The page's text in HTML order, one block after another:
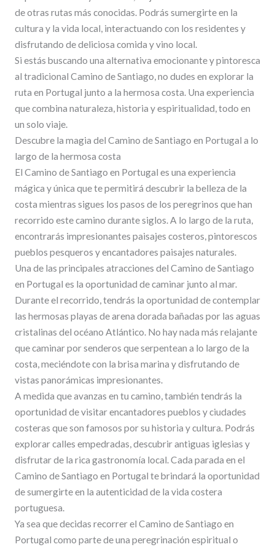
de otras rutas más conocidas. Podrás sumergirte en la
cultura y la vida local, interactuando con los residentes y
disfrutando de deliciosa comida y vino local.
Si estás buscando una alternativa emocionante y pintoresca
al tradicional Camino de Santiago, no dudes en explorar la
ruta en Portugal junto a la hermosa costa. Una experiencia
que combina naturaleza, historia y espiritualidad, todo en
un solo viaje.
Descubre la magia del Camino de Santiago en Portugal a lo
largo de la hermosa costa
El Camino de Santiago en Portugal es una experiencia
mágica y única que te permitirá descubrir la belleza de la
costa mientras sigues los pasos de los peregrinos que han
recorrido este camino durante siglos. A lo largo de la ruta,
encontrarás impresionantes paisajes costeros, pintorescos
pueblos pesqueros y encantadores paisajes naturales.
Una de las principales atracciones del Camino de Santiago
en Portugal es la oportunidad de caminar junto al mar.
Durante el recorrido, tendrás la oportunidad de contemplar
las hermosas playas de arena dorada bañadas por las aguas
cristalinas del océano Atlántico. No hay nada más relajante
que caminar por senderos que serpentean a lo largo de la
costa, meciéndote con la brisa marina y disfrutando de
vistas panorámicas impresionantes.
A medida que avanzas en tu camino, también tendrás la
oportunidad de visitar encantadores pueblos y ciudades
costeras que son famosos por su historia y cultura. Podrás
explorar calles empedradas, descubrir antiguas iglesias y
disfrutar de la rica gastronomía local. Cada parada en el
Camino de Santiago en Portugal te brindará la oportunidad
de sumergirte en la autenticidad de la vida costera
portuguesa.
Ya sea que decidas recorrer el Camino de Santiago en
Portugal como parte de una peregrinación espiritual o